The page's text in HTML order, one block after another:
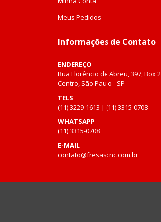
Meus Pedidos
Informações de Contato
ENDEREÇO
Rua Florêncio de Abreu, 397, Box 2
Centro, São Paulo - SP
TELS
(11) 3229-1613 | (11) 3315-0708
WHATSAPP
(11) 3315-0708
E-MAIL
contato@fresascnc.com.br